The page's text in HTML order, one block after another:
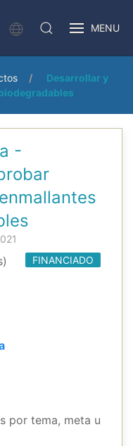
MENU
Desarrollar y
-
FINANCIADO
por tema, meta u